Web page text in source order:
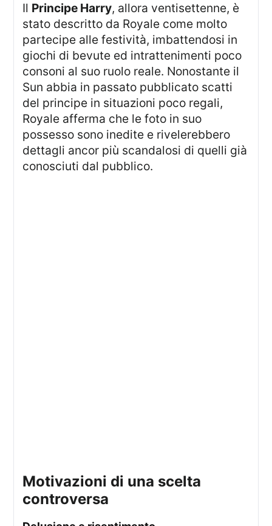
Il Principe Harry, allora ventisettenne, è
stato descritto da Royale come molto
partecipe alle festività, imbattendosi in
giochi di bevute ed intrattenimenti poco
consoni al suo ruolo reale. Nonostante il
Sun abbia in passato pubblicato scatti
del principe in situazioni poco regali,
Royale afferma che le foto in suo
possesso sono inedite e rivelerebbero
dettagli ancor più scandalosi di quelli già
conosciuti dal pubblico.
Motivazioni di una scelta
controversa